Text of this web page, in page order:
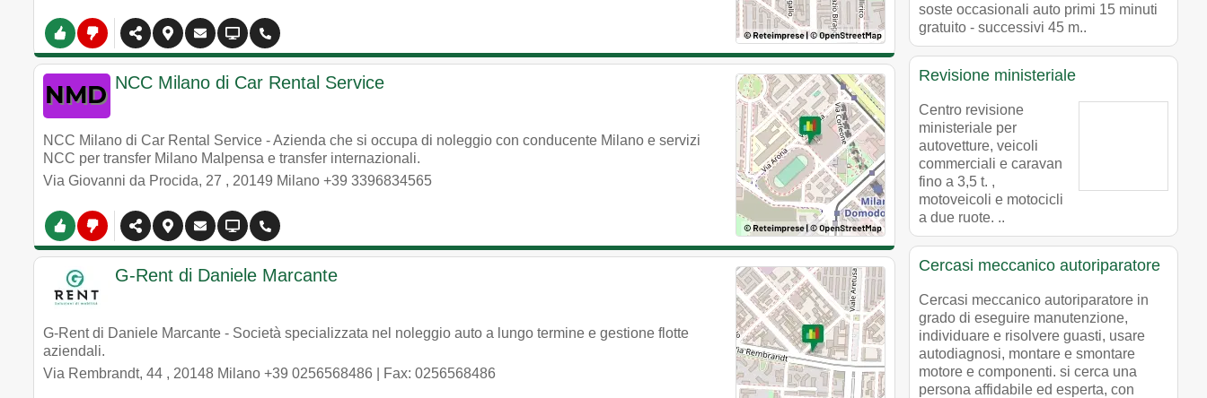
NCC Milano di Car Rental Service
NCC Milano di Car Rental Service - Azienda che si occupa di noleggio con conducente Milano e servizi
NCC per transfer Milano Malpensa e transfer internazionali.
Via Giovanni da Procida, 27 , 20149 Milano +39 3396834565
G-Rent di Daniele Marcante
G-Rent di Daniele Marcante - Società specializzata nel noleggio auto a lungo termine e gestione flotte
aziendali.
Via Rembrandt, 44 , 20148 Milano +39 0256568486 | Fax: 0256568486
soste occasionali auto primi 15 minuti
gratuito - successivi 45 m..
Revisione ministeriale
Centro revisione
ministeriale per
autovetture, veicoli
commerciali e caravan
fino a 3,5 t. ,
motoveicoli e motocicli
a due ruote. ..
Cercasi meccanico autoriparatore
Cercasi meccanico autoriparatore in
grado di eseguire manutenzione,
individuare e risolvere guasti, usare
autodiagnosi, montare e smontare
motore e componenti. si cerca una
persona affidabile ed esperta, con